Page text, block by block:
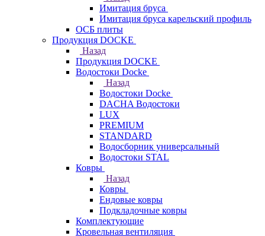
Имитация бруса
Имитация бруса карельский профиль
ОСБ плиты
Продукция DOCKE
Назад
Продукция DOCKE
Водостоки Docke
Назад
Водостоки Docke
DACHA Водостоки
LUX
PREMIUM
STANDARD
Водосборник универсальный
Водостоки STAL
Ковры
Назад
Ковры
Ендовые ковры
Подкладочные ковры
Комплектующие
Кровельная вентиляция